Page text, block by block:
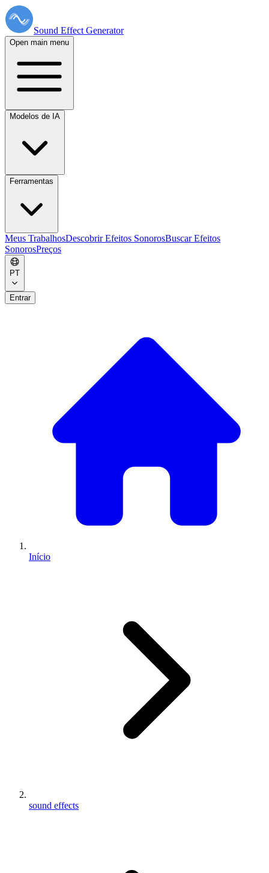
Sound Effect Generator
Open main menu
Modelos de IA
Ferramentas
Meus TrabalhosDescobrir Efeitos SonorosBuscar Efeitos
SonorosPreços
PT
Entrar
Início
sound effects